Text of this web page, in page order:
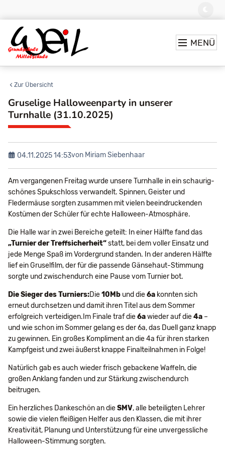
MENÜ
Gruselige Halloweenparty in unserer
Turnhalle (31.10.2025)
04.11.2025 14:53von Miriam Siebenhaar
Am vergangenen Freitag wurde unsere Turnhalle in ein schaurig-
schönes Spukschloss verwandelt. Spinnen, Geister und
Fledermäuse sorgten zusammen mit vielen beeindruckenden
Kostümen der Schüler für echte Halloween-Atmosphäre.
Die Halle war in zwei Bereiche geteilt: In einer Hälfte fand das
„Turnier der Treffsicherheit“statt, bei dem voller Einsatz und
jede Menge Spaß im Vordergrund standen. In der anderen Hälfte
lief ein Gruselfilm, der für die passende Gänsehaut-Stimmung
sorgte und zwischendurch eine Pause vom Turnier bot.
Die Sieger des Turniers:Die10Mbund die6akonnten sich
erneut durchsetzen und damit ihren Titel aus dem Sommer
erfolgreich verteidigen.Im Finale traf die6awieder auf die4a–
und wie schon im Sommer gelang es der 6a, das Duell ganz knapp
zu gewinnen. Ein großes Kompliment an die 4a für ihren starken
Kampfgeist und zwei äußerst knappe Finalteilnahmen in Folge!
Natürlich gab es auch wieder frisch gebackene Waffeln, die
großen Anklang fanden und zur Stärkung zwischendurch
beitrugen.
Ein herzliches Dankeschön an dieSMV, alle beteiligten Lehrer
sowie die vielen fleißigen Helfer aus den Klassen, die mit ihrer
Kreativität, Planung und Unterstützung für eine unvergessliche
Halloween-Stimmung sorgten.
Zur Übersicht